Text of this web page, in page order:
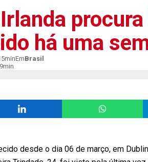
há uma
EmBrasil
desde o dia 06 de março, em